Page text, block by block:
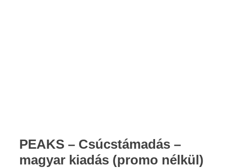
PEAKS – Csúcstámadás –
magyar kiadás (promo nélkül)